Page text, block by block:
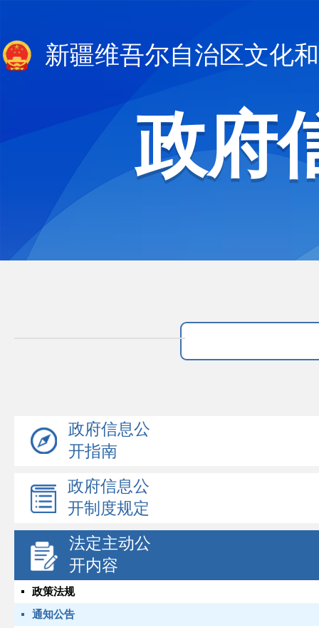
新疆维吾尔自治区文化
政府
政府信息公
开指南
政府信息公
开制度规定
法定主动公
开内容
政策法规
通知公告